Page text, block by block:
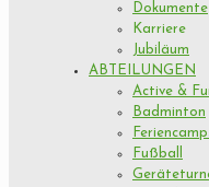
Dokumente
Karriere
Jubiläum
ABTEILUNGEN
Active &
Badminton
Fußball